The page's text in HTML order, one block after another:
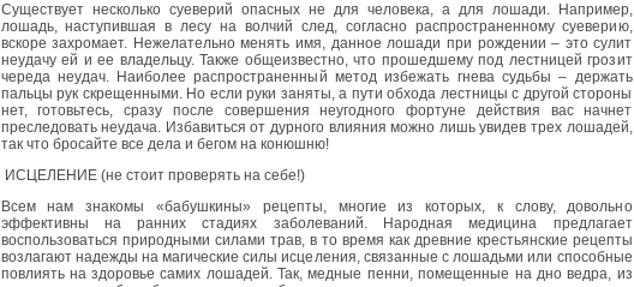
Существует несколько суеверий опасных не для человека, а для лошади. Например,
лошадь, наступившая в лесу на волчий след, согласно распространенному суеверию,
вскоре захромает. Нежелательно менять имя, данное лошади при рождении – это сулит
неудачу ей и ее владельцу. Также общеизвестно, что прошедшему под лестницей грозит
череда неудач. Наиболее распространенный метод избежать гнева судьбы – держать
пальцы рук скрещенными. Но если руки заняты, а пути обхода лестницы с другой стороны
нет, готовьтесь, сразу после совершения неугодного фортуне действия вас начнет
преследовать неудача. Избавиться от дурного влияния можно лишь увидев трех лошадей,
так что бросайте все дела и бегом на конюшню!
ИСЦЕЛЕНИЕ (не стоит проверять на себе!)
Всем нам знакомы «бабушкины» рецепты, многие из которых, к слову, довольно
эффективны на ранних стадиях заболеваний. Народная медицина предлагает
воспользоваться природными силами трав, в то время как древние крестьянские рецепты
возлагают надежды на магические силы исцеления, связанные с лошадьми или способные
повлиять на здоровье самих лошадей. Так, медные пенни, помещенные на дно ведра, из